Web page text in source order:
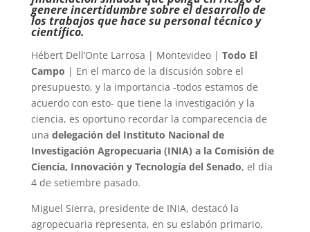
genere incertidumbre sobre el desarrollo de
los trabajos que hace su personal técnico y
científico.
Hébert Dell’Onte Larrosa | Montevideo | Todo El
Campo | En el marco de la discusión sobre el
presupuesto, y la importancia -todos estamos de
acuerdo con esto- que tiene la investigación y la
ciencia, es oportuno recordar la comparecencia de
una delegación del Instituto Nacional de
Investigación Agropecuaria (INIA) a la Comisión de
Ciencia, Innovación y Tecnología del Senado, el día
4 de setiembre pasado.
Miguel Sierra, presidente de INIA, destacó la
agropecuaria representa, en su eslabón primario,